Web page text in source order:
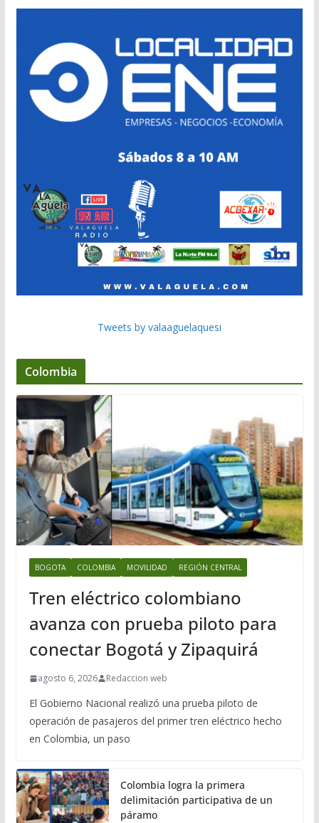
Tweets by valaaguelaquesi
Colombia
BOGOTA COLOMBIA MOVILIDAD REGIÓN CENTRAL
Tren eléctrico colombiano
avanza con prueba piloto para
conectar Bogotá y Zipaquirá
agosto 6, 2026 Redaccion web
El Gobierno Nacional realizó una prueba piloto de
operación de pasajeros del primer tren eléctrico hecho
en Colombia, un paso
Colombia logra la primera
delimitación participativa de un
páramo